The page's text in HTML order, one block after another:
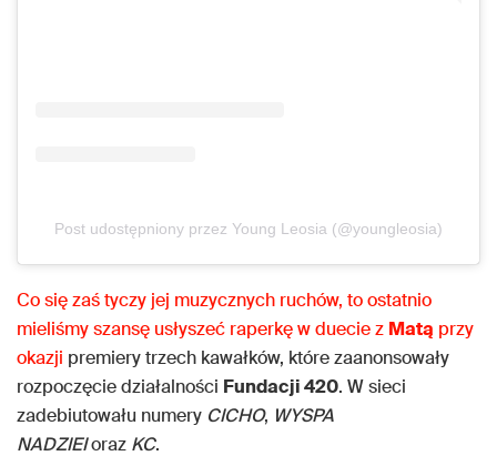
Post udostępniony przez Young Leosia (@youngleosia)
Co się zaś tyczy jej muzycznych ruchów, to ostatnio
mieliśmy szansę usłyszeć raperkę w duecie z Matą przy
okazji premiery trzech kawałków, które zaanonsowały
rozpoczęcie działalności Fundacji 420. W sieci
zadebiutowału numery CICHO, WYSPA
NADZIEIoraz KC.